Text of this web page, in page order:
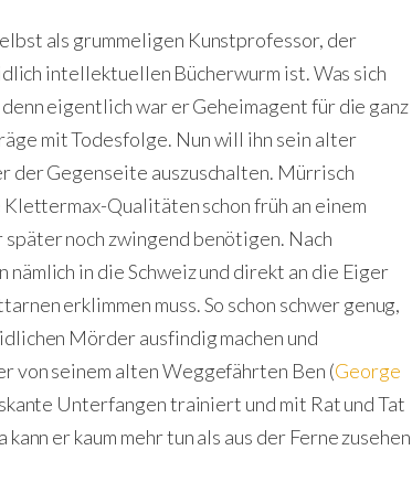
als grummeligen Kunstprofessor, der
intellektuellen Bücherwurm ist. Was sich
eigentlich war er Geheimagent für die ganz
mit Todesfolge. Nun will ihn sein alter
Gegenseite auszuschalten. Mürrisch
Qualitäten schon früh an einem
noch zwingend benötigen. Nach
in die Schweiz und direkt an die Eiger
erklimmen muss. So schon schwer genug,
Mörder ausfindig machen und
von seinem alten Weggefährten Ben (George
Unterfangen trainiert und mit Rat und Tat
er kaum mehr tun als aus der Ferne zusehen